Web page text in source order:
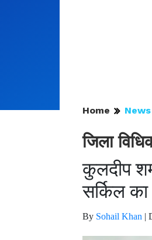
Home News
जिला
कुलदीप
सर्किल का
By Sohail Khan |